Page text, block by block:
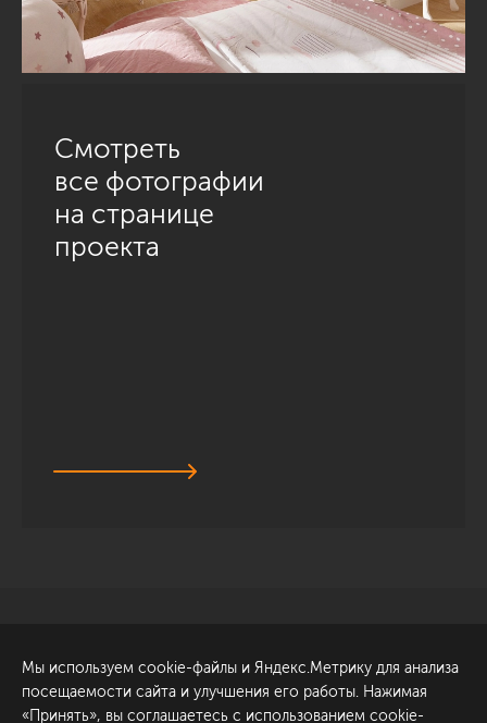
Смотреть
все фотографии
на странице
проекта
Обсудить проект
ул. Академика Павлова, 6
к1
Мы используем cookie-файлы и Яндекс.Метрику для анализа
посещаемости сайта и улучшения его работы. Нажимая
«Принять», вы соглашаетесь с использованием cookie-